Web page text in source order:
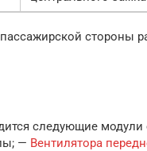
стороны
следующие
— Вентилятора